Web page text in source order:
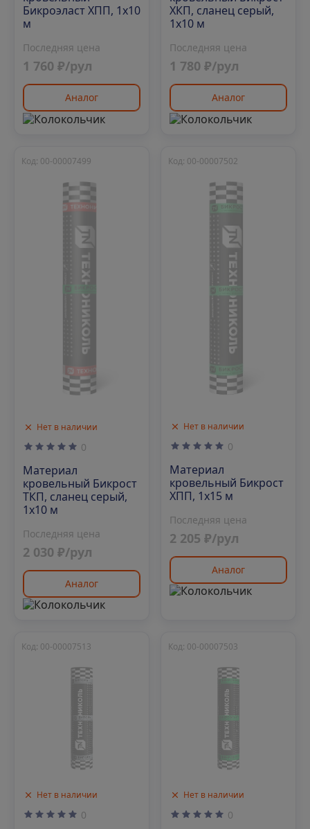
Бикроэласт ХПП, 1х10
м
Последняя цена
1 760 ₽/рул
Аналог
ХКП, сланец серый,
1х10 м
Последняя цена
1 780 ₽/рул
Аналог
Нет в наличии
Код: 00-00007499
0
Материал
кровельный Бикрост
ТКП, сланец серый,
1х10 м
Последняя цена
2 030 ₽/рул
Аналог
Нет в наличии
Код: 00-00007502
0
Материал
кровельный Бикрост
ХПП, 1х15 м
Последняя цена
2 205 ₽/рул
Аналог
Нет в наличии
Код: 00-00007513
0
Нет в наличии
Код: 00-00007503
0